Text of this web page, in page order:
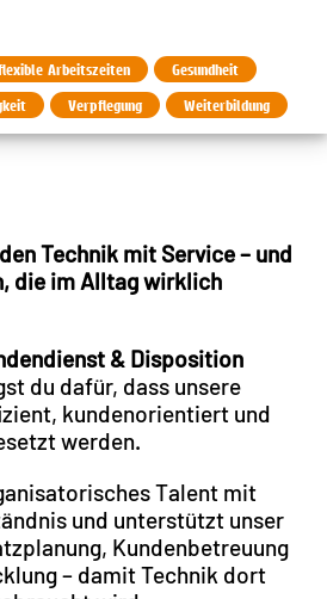
Arbeitszeiten
Gesundheit
Verpflegung Weiterbildung
Technik mit Service – und
die im Alltag wirklich
& Disposition
du dafür, dass unsere
kundenorientiert und
werden.
Talent mit
und unterstützt unser
Kundenbetreuung
– damit Technik dort